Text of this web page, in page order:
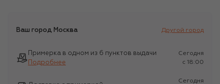
Ваш город Москва Другой город
Примерка в одном из 6 пунктов выдачи
Подробнее
Сегодня
c 18:00
Сегодня